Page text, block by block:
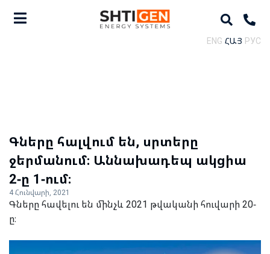
ENG ՀԱՅ РУС
Գները հալվում են, սրտերը
ջերմանում։ Աննախադեպ ակցիա
2-ը 1-ում։
4 Հունվարի, 2021
Գները հավելու են մինչև 2021 թվականի հուվարի 20-
ը։